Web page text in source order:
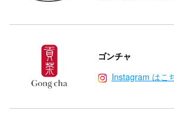
ゴンチャ
Instagram はこ